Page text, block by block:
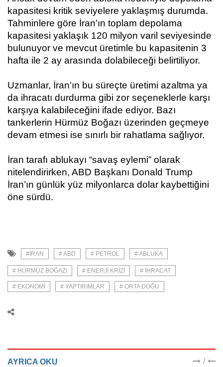
kapasitesi kritik seviyelere yaklaşmış durumda.
Tahminlere göre İran’ın toplam depolama
kapasitesi yaklaşık 120 milyon varil seviyesinde
bulunuyor ve mevcut üretimle bu kapasitenin 3
hafta ile 2 ay arasında dolabileceği belirtiliyor.
Uzmanlar, İran’ın bu süreçte üretimi azaltma ya
da ihracatı durdurma gibi zor seçeneklerle karşı
karşıya kalabileceğini ifade ediyor. Bazı
tankerlerin Hürmüz Boğazı üzerinden geçmeye
devam etmesi ise sınırlı bir rahatlama sağlıyor.
İran tarafı ablukayı “savaş eylemi” olarak
nitelendirirken, ABD Başkanı Donald Trump
İran’ın günlük yüz milyonlarca dolar kaybettiğini
öne sürdü.
#İRAN # ABD # PETROL # ABLUKA
# HÜRMÜZ BOĞAZI # ENERJI KRIZI # IHRACAT
# EKONOMI # YAPTIRIMLAR # ORTA DOĞU
AYRICA OKU /